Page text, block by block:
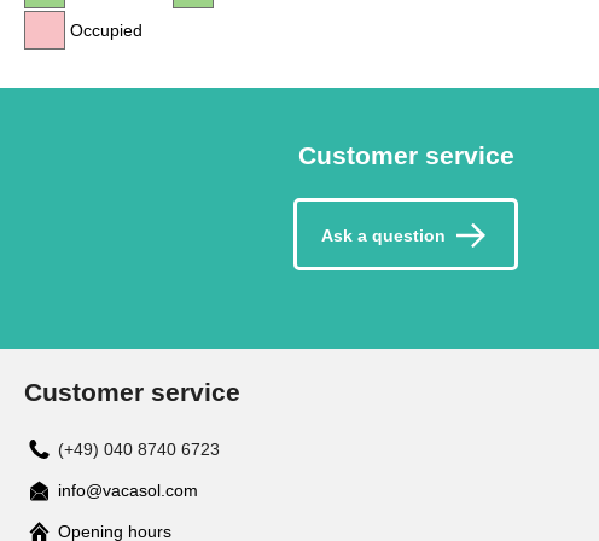
Occupied
Customer service
Ask a question
Customer service
(+49) 040 8740 6723
info@vacasol.com
Opening hours